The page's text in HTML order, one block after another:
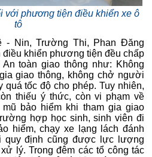
với phương tiện điều khiển xe ô
tô
- Nin, Trường Thi, Phan Đăng
khiển phương tiện đều chấp
toàn giao thông như: Không
giao thông, không chở người
quá tốc độ cho phép. Tuy nhiên,
thiếu ý thức, còn vi phạm về
bảo hiểm khi tham gia giao
hợp học sinh, sinh viên đi
hiểm, chạy xe lạng lách đánh
quy định cũng được lực lượng
lý. Trong đêm các tổ công tác